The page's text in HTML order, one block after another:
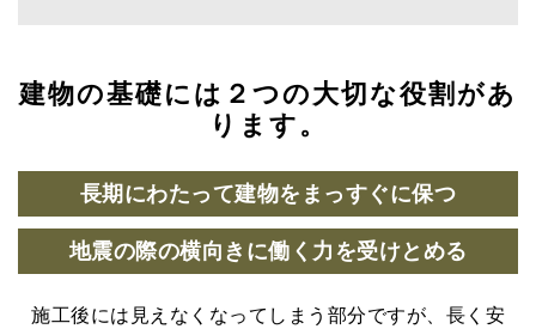
建物の基礎には２つの大切な役割があ
ります。
長期にわたって建物をまっすぐに保つ
地震の際の横向きに働く力を受けとめる
施工後には見えなくなってしまう部分ですが、長く安